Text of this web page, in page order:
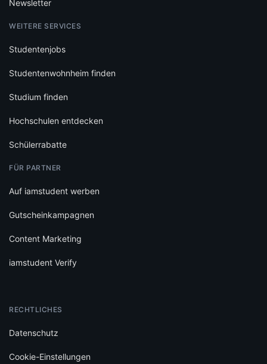
Schülerrabatte
FÜR PARTNER
Auf iamstudent werben
Gutscheinkampagnen
Content Marketing
iamstudent Verify
RECHTLICHES
Datenschutz
Cookie-Einstellungen
Infos zu Bewertungen
AGB
SOCIAL
Folge iamstudent und verpasse keine Deals mehr.